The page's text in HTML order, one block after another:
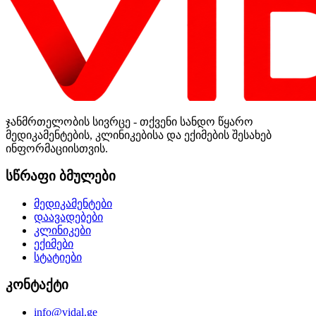
ჯანმრთელობის სივრცე - თქვენი სანდო წყარო
მედიკამენტების, კლინიკებისა და ექიმების შესახებ
ინფორმაციისთვის.
სწრაფი ბმულები
მედიკამენტები
დაავადებები
კლინიკები
ექიმები
სტატიები
კონტაქტი
info@vidal.ge